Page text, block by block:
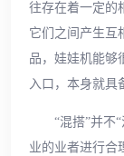
往存在着一定的
它们之间产生互
品，娃娃机能够
入口，本身就具
“混搭”并不
业的业者进行合